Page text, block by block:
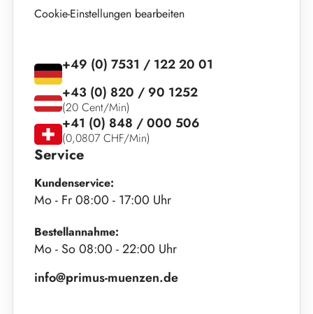
Cookie-Einstellungen bearbeiten
Service
Kundenservice:
Mo - Fr 08:00 - 17:00 Uhr
Bestellannahme:
Mo - So 08:00 - 22:00 Uhr
info@primus-muenzen.de
+49 (0) 7531 / 122 20 01
+43 (0) 820 / 90 1252
(20 Cent/Min)
+41 (0) 848 / 000 506
(0,0807 CHF/Min)